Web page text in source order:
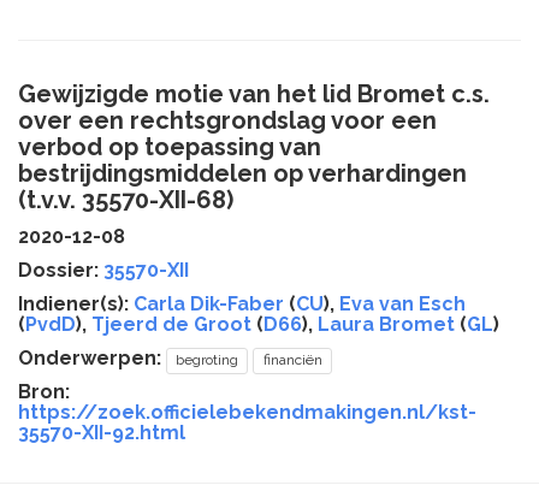
Gewijzigde motie van het lid Bromet c.s.
over een rechtsgrondslag voor een
verbod op toepassing van
bestrijdingsmiddelen op verhardingen
(t.v.v. 35570-XII-68)
2020-12-08
Dossier: 35570-XII
Indiener(s): Carla Dik-Faber (CU), Eva van Esch
(PvdD), Tjeerd de Groot (D66), Laura Bromet (GL)
Onderwerpen:
begroting financiën
Bron:
https://zoek.officielebekendmakingen.nl/kst-
35570-XII-92.html